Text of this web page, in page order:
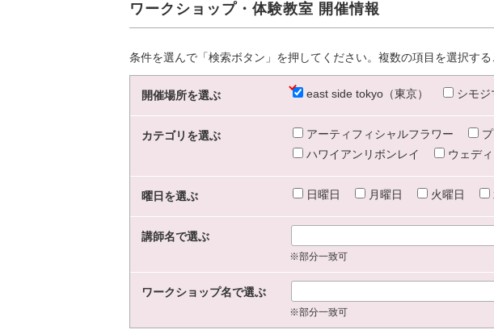
ワークショップ・体験教室 開催情報
条件を選んで「検索ボタン」を押してください。複数の項目を選択する
開催場所を選ぶ east side tokyo（東京） シモジ
カテゴリを選ぶ アーティフィシャルフラワー
ハワイアンリボンレイ
ウェデ
曜日を選ぶ 日曜日 月曜日 火曜日
講師名で選ぶ
※部分一致可
ワークショップ名で選ぶ
※部分一致可